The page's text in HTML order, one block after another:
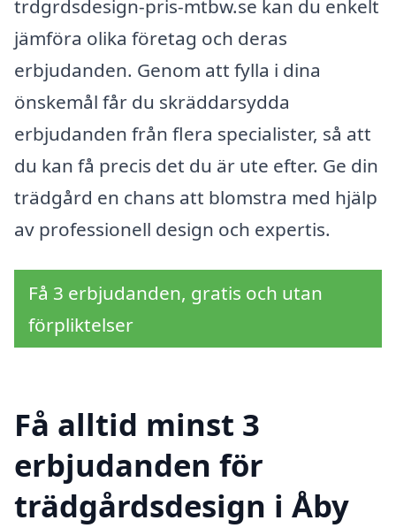
trdgrdsdesign-pris-mtbw.se kan du enkelt
jämföra olika företag och deras
erbjudanden. Genom att fylla i dina
önskemål får du skräddarsydda
erbjudanden från flera specialister, så att
du kan få precis det du är ute efter. Ge din
trädgård en chans att blomstra med hjälp
av professionell design och expertis.
Få 3 erbjudanden, gratis och utan
förpliktelser
Få alltid minst 3
erbjudanden för
trädgårdsdesign i Åby